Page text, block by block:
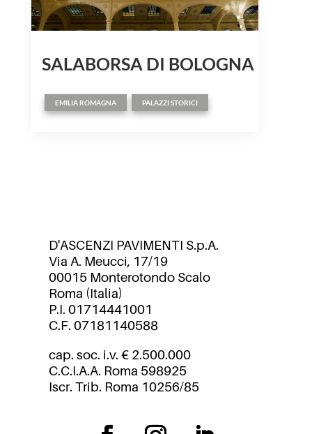
SALABORSA DI BOLOGNA
EMILIA ROMAGNA
,
PALAZZI STORICI
D'ASCENZI PAVIMENTI S.p.A.
Via A. Meucci, 17/19
00015 Monterotondo Scalo
Roma (Italia)
P.I. 01714441001
C.F. 07181140588
cap. soc. i.v. € 2.500.000
C.C.I.A.A. Roma 598925
Iscr. Trib. Roma 10256/85